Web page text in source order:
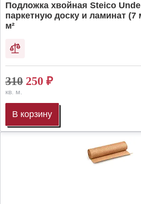
Подложка хвойная Steico
паркетную доску и ламинат (7
м²
310 250 ₽
кв. м.
В корзину